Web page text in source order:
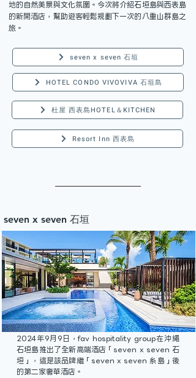
地的自然美景與文化氛圍。今次將介紹石垣島與西表島
的新開酒店，幫助遊客輕鬆規劃下一次的八重山群島之
旅。
seven x seven 石垣
HOTEL CONDO VIVOVIVA 石垣島
杜屋 西表島HOTEL＆KITCHEN
Resort Inn 西表島
seven x seven 石垣
2024年9月9日，fav hospitality group在沖繩
石垣島推出了全新高端酒店「seven x seven 石
垣」，這是該品牌繼「seven x seven 糸島」後
的第二家奢華酒店。